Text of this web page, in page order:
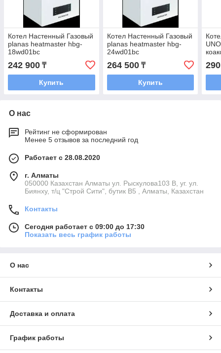
Котел Настенный Газовый
planas heatmaster hbg-
18wd01bc
242 900 ₸
Купить
Котел Настенный Газовый
planas heatmaster hbg-
24wd01bc
264 500₸
Купить
О нас
Рейтинг не сформирован
Менее 5 отзывов за последний год
Работает с 28.08.2020
г. Алматы
050000 Казахстан Алматы ул. Рыскулова103 В, уг. ул.
Биянху, т/ц "Строй Сити", бутик В5 , Алматы, Казахстан
Контакты
Сегодня работает с 09:00 до 17:30
Показать весь график работы
О нас
Контакты
Доставка и оплата
График работы